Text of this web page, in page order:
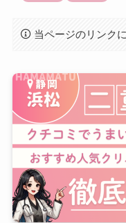
当ページのリンク